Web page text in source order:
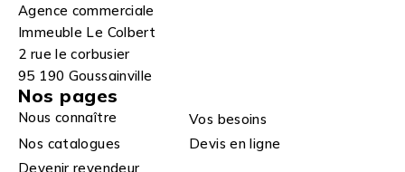
Agence commerciale
Immeuble Le Colbert
2 rue le corbusier
95 190 Goussainville
Nos pages
Nous connaître
Vos besoins
Nos catalogues
Devis en ligne
Devenir revendeur